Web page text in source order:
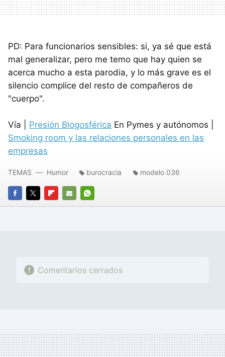
PD: Para funcionarios sensibles: si, ya sé que está
mal generalizar, pero me temo que hay quien se
acerca mucho a esta parodia, y lo más grave es el
silencio complice del resto de compañeros de
"cuerpo".
Vía | Presión Blogosférica En Pymes y autónomos |
Smoking room y las relaciones personales en las
empresas
FACEBOOK
TWITTERFLIPBOARD
E-
WHATSAPP
TEMAS Humor burocracia modelo 036
Comentarios cerrados